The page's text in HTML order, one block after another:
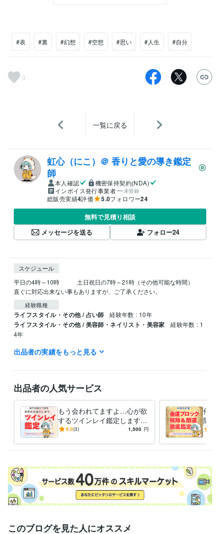
#表 #裏 #幻想 #空想 #思い #人生 #自分
3
一覧に戻る
虹心（にこ）＠ 香りと愛の導き鑑定
師
本人確認
機密保持契約(NDA)
インボイス発行事業者
未登録
総販売実績4評価 5.0フォロワー24
無料で見積り相談
メッセージを送る
フォロー24
スケジュール
平日の4時～10時　　　土日祝日の7時～21時（その他可能な時間）
直ぐに対応出来ない事もありますが、ご了承ください。
経験職種
ライフスタイル・その他 / 占い師 経験年数 : 10年
ライフスタイル・その他 / 美容師・ネイリスト・美容家
経験年数 : 1
4年
資格・検定
Excel:4年Word:4年ChatGPT:1年
得意分野
占い 【恋愛成就】叶えたい恋の縁結び
恋愛占い 占い 鑑定 恋 愛 恋愛成就 片思い 可能性
紫微斗数
数理術
占い 【復縁成就】諦めたくない気持ちを成就
復縁 占い 恋愛占い 恋愛成就 恋愛 縁結び 可能性 愛
恋
出品者の実績をもっと見る
出品者の人気サービス
もう会われてますよ…心が欲
するツインレイ鑑定します
これからの人生のパートナー
5.0(3) 1,500 円
停滞
除＆
滞ら
を。
このブログを見た人にオススメ